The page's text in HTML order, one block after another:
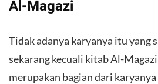
Al-Magazi
Tidak adanya karyanya itu yang
sekarang kecuali kitab Al-
merupakan bagian dari